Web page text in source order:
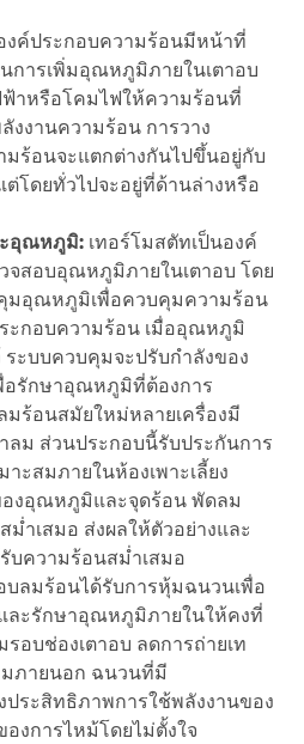
งค์ประกอบความร้อนมีหน้าที่
การเพิ่มอุณหภูมิภายในเตาอบ
าหรือโคมไฟให้ความร้อนที่
งงานความร้อน การวาง
ร้อนจะแตกต่างกันไปขึ้นอยู่กับ
ต่โดยทั่วไปจะอยู่ที่ด้านล่างหรือ
อุณหภูมิ: เทอร์โมสตัทเป็นองค์
จสอบอุณหภูมิภายในเตาอบ โดย
มอุณหภูมิเพื่อควบคุมความร้อน
ะกอบความร้อน เมื่ออุณหภูมิ
ระบบควบคุมจะปรับกำลังของ
อรักษาอุณหภูมิที่ต้องการ
มร้อนสมัยใหม่หลายเครื่องมี
ลม ส่วนประกอบนี้รับประกันการ
ะสมภายในห้องเพาะเลี้ยง
องอุณหภูมิและจุดร้อน พัดลม
ม่ำเสมอ ส่งผลให้ตัวอย่างและ
บความร้อนสม่ำเสมอ
บลมร้อนได้รับการหุ้มฉนวนเพื่อ
ละรักษาอุณหภูมิภายในให้คงที่
บช่องเตาอบ ลดการถ่ายเท
ภายนอก ฉนวนที่มี
ระสิทธิภาพการใช้พลังงานของ
องการไหม้โดยไม่ตั้งใจ